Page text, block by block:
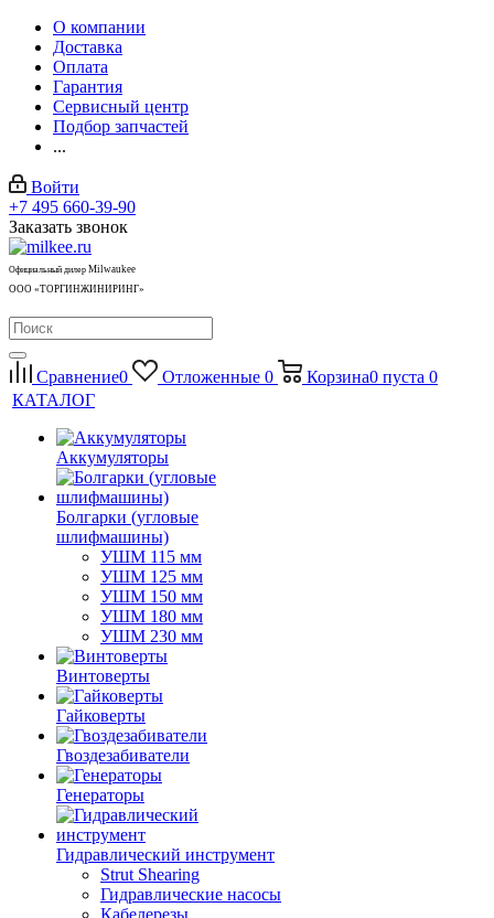
О компании
Доставка
Оплата
Гарантия
Сервисный центр
Подбор запчастей
...
Войти
+7 495 660-39-90
Заказать звонок
Официальный дилер Milwaukee
ООО «ТОРГИНЖИНИРИНГ»
Сравнение0 Отложенные 0 Корзина0 пуста 0
КАТАЛОГ
Аккумуляторы
Болгарки (угловые
шлифмашины)
УШМ 115 мм
УШМ 125 мм
УШМ 150 мм
УШМ 180 мм
УШМ 230 мм
Винтоверты
Гайковерты
Гвоздезабиватели
Генераторы
Гидравлический инструмент
Strut Shearing
Гидравлические насосы
Кабелерезы